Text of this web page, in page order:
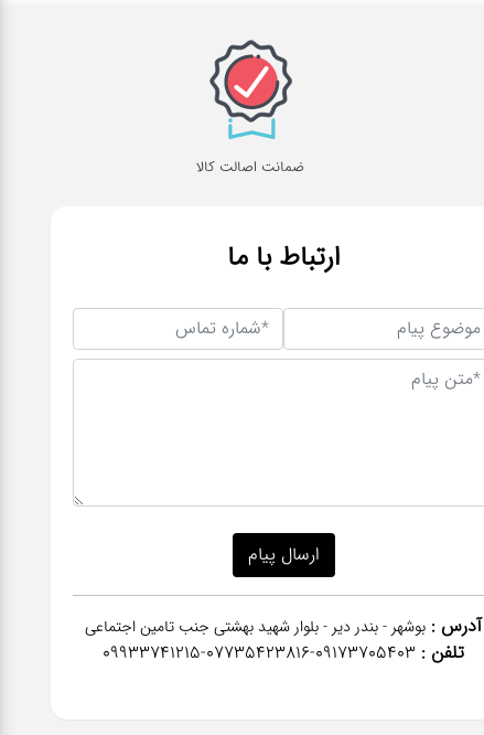
ضمانت اصالت کالا
ارتباط با ما
آدرس : بوشهر - بندر دیر - بلوار شهید بهشتی جنب تامین اجتماعی
تلفن : ٠٩١٧٣٧٠٥٤٠٣-07735423816-09933741215